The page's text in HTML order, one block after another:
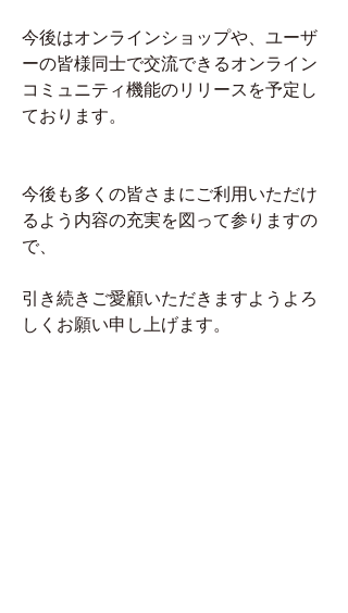
今後はオンラインショップや、ユーザ
ーの皆様同士で交流できるオンライン
コミュニティ機能のリリースを予定し
ております。
今後も多くの皆さまにご利用いただけ
るよう内容の充実を図って参りますの
で、
引き続きご愛顧いただきますようよろ
しくお願い申し上げます。